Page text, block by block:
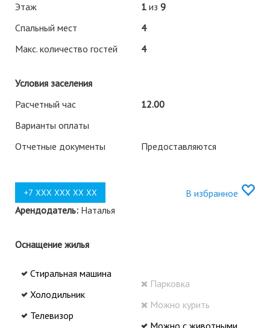
Этаж
1 из 9
Спальный мест
4
Макс. количество гостей
4
Условия заселения
Расчетный час
12.00
Варианты оплаты
Отчетные документы
Предоставляются
В избранное
Арендодатель: Наталья
Оснащение жилья
Стиральная машина
Холодильник
Телевизор
Парковка
Можно курить
Можно с животными